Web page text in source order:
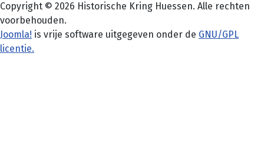
Copyright © 2026 Historische Kring Huessen. Alle rechten
voorbehouden.
Joomla! is vrije software uitgegeven onder de GNU/GPL
licentie.